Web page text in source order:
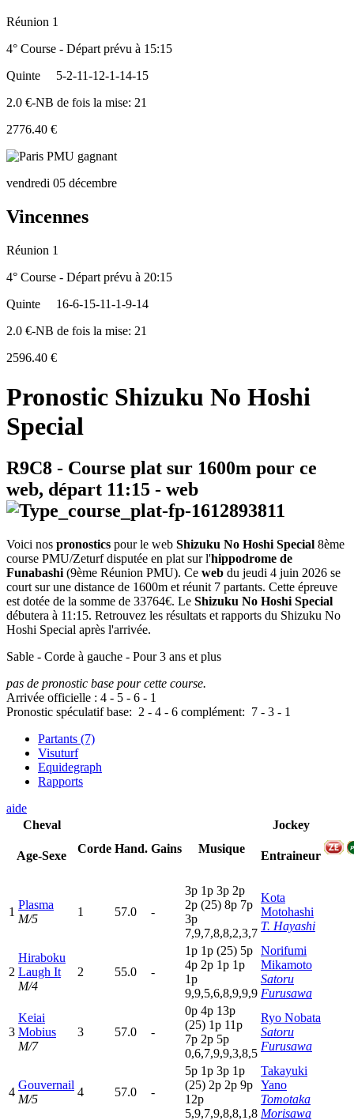
Réunion 1
4° Course - Départ prévu à 15:15
Quinte
5-2-11-12-1-14-15
2.0 €-NB de fois la mise: 21
2776.40 €
vendredi 05 décembre
Vincennes
Réunion 1
4° Course - Départ prévu à 20:15
Quinte
16-6-15-11-1-9-14
2.0 €-NB de fois la mise: 21
2596.40 €
Pronostic Shizuku No Hoshi
Special
R9C8 - Course plat sur 1600m pour ce
web, départ 11:15 - web
Voici nos pronostics pour le web Shizuku No Hoshi Special 8ème
course PMU/Zeturf disputée en plat sur l'hippodrome de
Funabashi (9ème Réunion PMU). Ce web du jeudi 4 juin 2026 se
court sur une distance de 1600m et réunit 7 partants. Cette épreuve
est dotée de la somme de 33764€. Le Shizuku No Hoshi Special
débutera à 11:15. Retrouvez les résultats et rapports du Shizuku No
Hoshi Special après l'arrivée.
Sable - Corde à gauche - Pour 3 ans et plus
pas de pronostic base pour cette course.
Arrivée officielle : 4 - 5 - 6 - 1
Pronostic spéculatif base: 2 - 4 - 6 complément: 7 - 3 - 1
Partants (7)
Visuturf
Equidegraph
Rapports
aide
Cheval
Age-Sexe
Corde Hand. Gains Musique
Jockey
Entraineur
1
Plasma
M/5
1 57.0 -
3p 1p 3p 2p
2p (25) 8p 7p
3p
7,9,7,8,8,2,3,7
Kota
Motohashi
T. Hayashi
2
Hiraboku
Laugh It
M/4
2 55.0 -
1p 1p (25) 5p
4p 2p 1p 1p
1p
9,9,5,6,8,9,9,9
Norifumi
Mikamoto
Satoru
Furusawa
3
Keiai
Mobius
M/7
3 57.0 -
0p 4p 13p
(25) 1p 11p
7p 2p 5p
0,6,7,9,9,3,8,5
Ryo Nobata
Satoru
Furusawa
4
Gouvernail
M/5
4 57.0 -
5p 1p 3p 1p
(25) 2p 2p 9p
12p
5,9,7,9,8,8,1,8
Takayuki
Yano
Tomotaka
Morisawa